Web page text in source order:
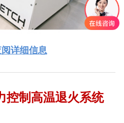
详细信息
控制高温退火系统
热蒸发系统）
的评价：
可扩展和高保真基因合成的创新方
各种基材上的设备，我们联系了Moorfi